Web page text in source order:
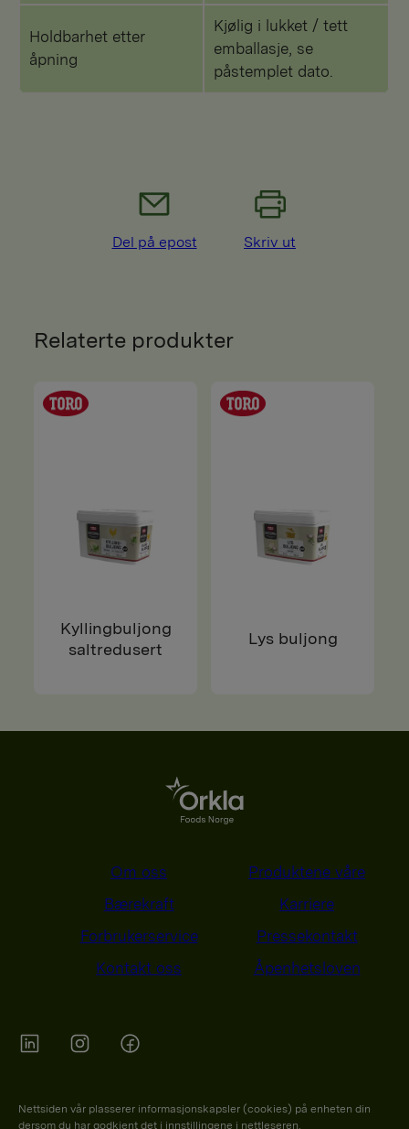
Holdbarhet etter
åpning
Kjølig i lukket / tett
emballasje, se
påstemplet dato.
Del på epost Skriv ut
Relaterte produkter
Kyllingbuljong
saltredusert
Lys buljong
Om oss
Produktene våre
Bærekraft
Karriere
Forbrukerservice
Pressekontakt
Kontakt oss
Åpenhetsloven
Nettsiden vår plasserer informasjonskapsler (cookies) på enheten din
dersom du har godkjent det i innstillingene i nettleseren.